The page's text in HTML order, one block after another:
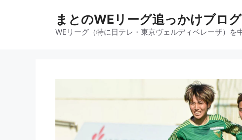
まとのWEリーグ追っかけブログ
WEリーグ（特に日テレ・東京ヴェルディベレーザ）を